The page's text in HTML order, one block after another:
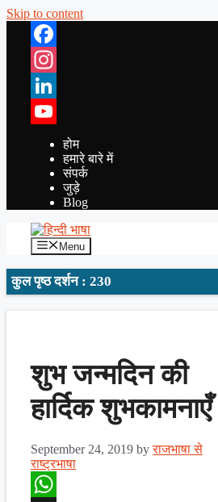
Skip to content
Facebook
Instagram
LinkedIn
YouTube
होम
हमारे बारे में
संपर्क
जुड़े
Blog
Menu
कुल पृष्ठ दर्शन : 230
शुभ जन्मदिन की
हार्दिक शुभकामनाएँ
September 24, 2019 byराजभाषा से
राष्ट्रभाषा